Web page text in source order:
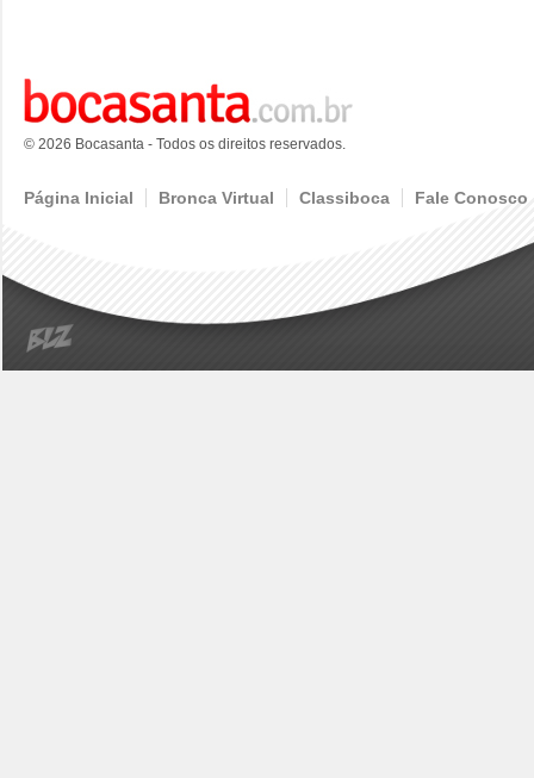
© 2026 Bocasanta - Todos os direitos reservados.
Página Inicial Bronca Virtual Classiboca Fale Conosco